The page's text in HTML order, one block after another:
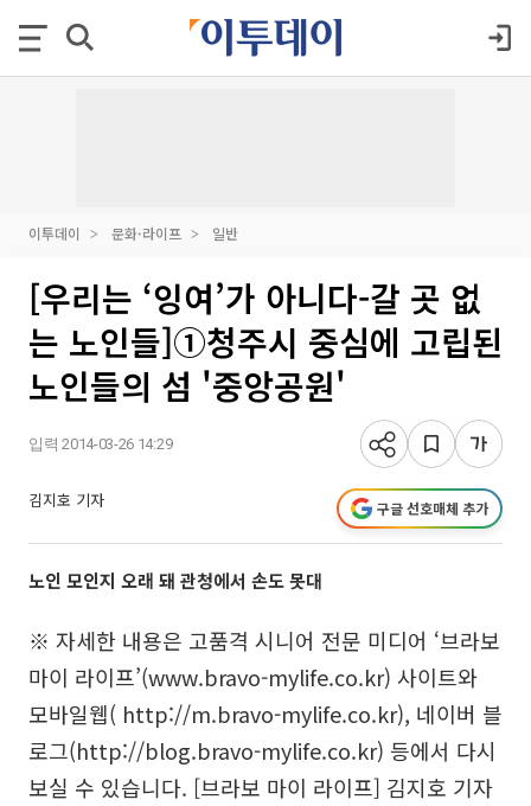
이투데이 문화·라이프 일반
[우리는 ‘잉여’가 아니다-갈 곳 없
는 노인들]①청주시 중심에 고립된
노인들의 섬 '중앙공원'
입력 2014-03-26 14:29
김지호 기자 구글 선호매체 추가
노인 모인지 오래 돼 관청에서 손도 못대
※ 자세한 내용은 고품격 시니어 전문 미디어 ‘브라보
마이 라이프’(www.bravo-mylife.co.kr) 사이트와
모바일웹( http://m.bravo-mylife.co.kr), 네이버 블
로그(http://blog.bravo-mylife.co.kr) 등에서 다시
보실 수 있습니다. [브라보 마이 라이프] 김지호 기자